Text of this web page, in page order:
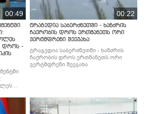
00:49
დროს -
00:22
ტრაგედია საბერძნეთში - ხანძრის
ჩაქრობის დროს ერთმანეთს ორი
ვერტმფრენი შეეჯახა
ტრაგედია საბერძნეთში - ხანძრის
ჩაქრობის დროს ერთმანეთს ორი
ვერტმფრენი შეეჯახა